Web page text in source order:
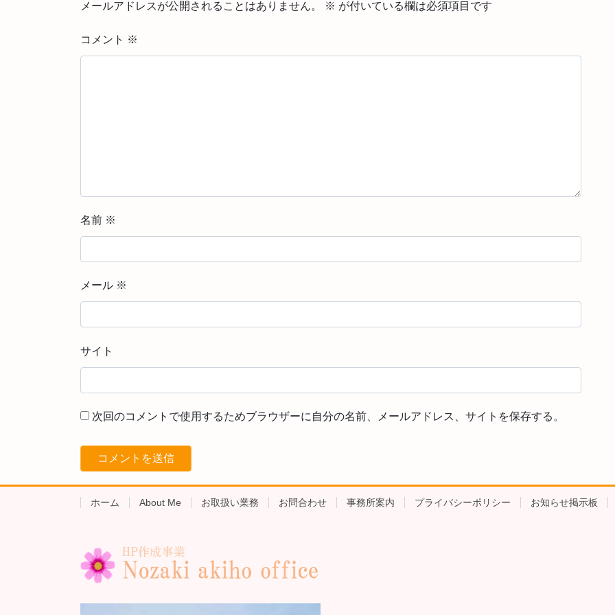
メールアドレスが公開されることはありません。 ※ が付いている欄は必須項目です
コメント ※
名前 ※
メール ※
サイト
次回のコメントで使用するためブラウザーに自分の名前、メールアドレス、サイトを保存する。
ホーム About Me お取扱い業務 お問合わせ 事務所案内 プライバシーポリシー お知らせ掲示板